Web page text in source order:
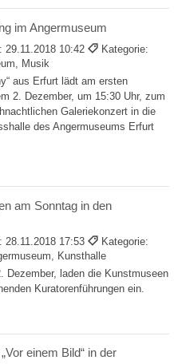
im Angermuseum
29.11.2018 10:42
Kategorie:
Musik
aus Erfurt lädt am ersten
2. Dezember, um 15:30 Uhr, zum
Galeriekonzert in die
des Angermuseums Erfurt
am Sonntag in den
28.11.2018 17:53
Kategorie:
Kunsthalle
Dezember, laden die Kunstmuseen
Kuratorenführungen ein.
einem Bild“ in der